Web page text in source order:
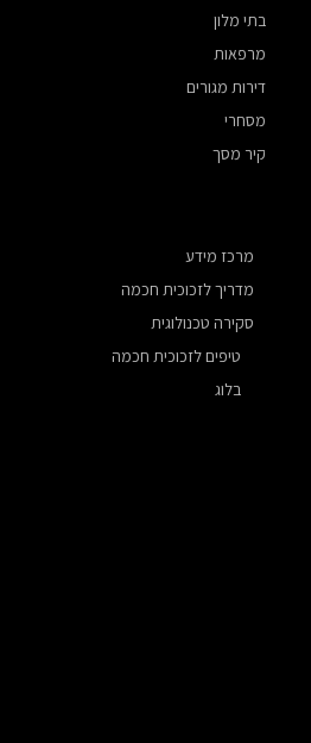
מרכז מידע
מדריך לזכוכית חכמה
סקירה טכנולוגית
טיפים לזכוכית חכמה
בלוג
בתי מלון
מרפאות
דירות מגורים
מסחרי
קיר מסך